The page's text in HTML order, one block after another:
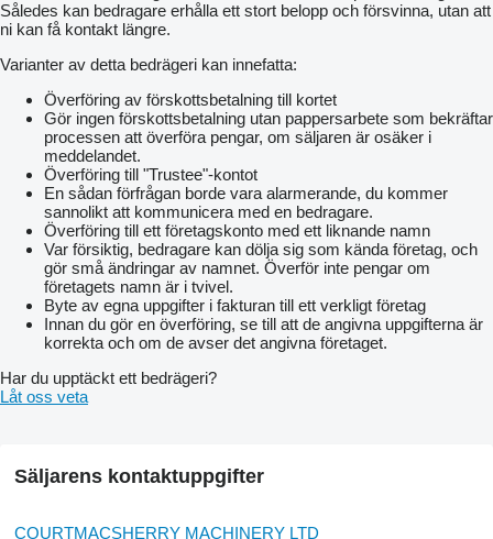
Således kan bedragare erhålla ett stort belopp och försvinna, utan att
ni kan få kontakt längre.
Varianter av detta bedrägeri kan innefatta:
Överföring av förskottsbetalning till kortet
Gör ingen förskottsbetalning utan pappersarbete som bekräftar
processen att överföra pengar, om säljaren är osäker i
meddelandet.
Överföring till "Trustee"-kontot
En sådan förfrågan borde vara alarmerande, du kommer
sannolikt att kommunicera med en bedragare.
Överföring till ett företagskonto med ett liknande namn
Var försiktig, bedragare kan dölja sig som kända företag, och
gör små ändringar av namnet. Överför inte pengar om
företagets namn är i tvivel.
Byte av egna uppgifter i fakturan till ett verkligt företag
Innan du gör en överföring, se till att de angivna uppgifterna är
korrekta och om de avser det angivna företaget.
Har du upptäckt ett bedrägeri?
Låt oss veta
Säljarens kontaktuppgifter
COURTMACSHERRY MACHINERY LTD